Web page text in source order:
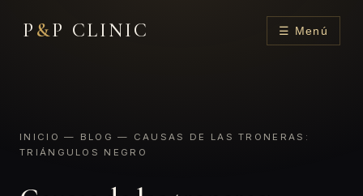
P &P CLINIC ☰ Menú
INICIO — BLOG — CAUSAS DE LAS TRONERAS:
TRIÁNGULOS NEGRO